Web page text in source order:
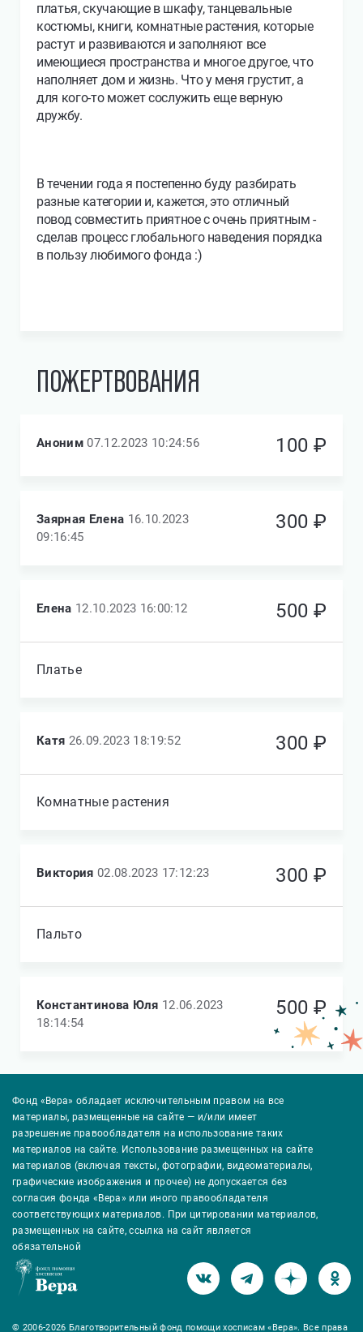
платья, скучающие в шкафу, танцевальные
костюмы, книги, комнатные растения, которые
растут и развиваются и заполняют все
имеющиеся пространства и многое другое, что
наполняет дом и жизнь. Что у меня грустит, а
для кого-то может сослужить еще верную
дружбу.
В течении года я постепенно буду разбирать
разные категории и, кажется, это отличный
повод совместить приятное с очень приятным -
сделав процесс глобального наведения порядка
в пользу любимого фонда :)
ПОЖЕРТВОВАНИЯ
Аноним 07.12.2023 10:24:56 100 ₽
Заярная Елена 16.10.2023
09:16:45
300 ₽
Елена 12.10.2023 16:00:12 500 ₽
Платье
Катя 26.09.2023 18:19:52 300 ₽
Комнатные растения
Виктория 02.08.2023 17:12:23 300 ₽
Пальто
Константинова Юля 12.06.2023
18:14:54
500 ₽
Фонд «Вера» обладает исключительным правом на все
материалы, размещенные на сайте — и/или имеет
разрешение правообладателя на использование таких
материалов на сайте. Использование размещенных на сайте
материалов (включая тексты, фотографии, видеоматериалы,
графические изображения и прочее) не допускается без
согласия фонда «Вера» или иного правообладателя
соответствующих материалов. При цитировании материалов,
размещенных на сайте, ссылка на сайт является
обязательной
© 2006-2026 Благотворительный фонд помощи хосписам «Вера». Все права